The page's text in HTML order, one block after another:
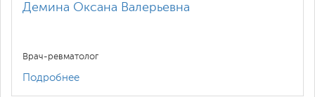
Демина Оксана Валерьевна
Врач-ревматолог
Подробнее